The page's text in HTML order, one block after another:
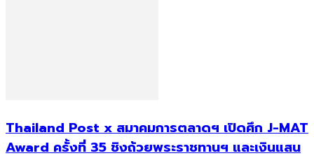
Thailand Post x สมาคมการตลาดฯ เปิดศึก J-MAT
Award ครั้งที่ 35 ชิงถ้วยพระราชทานฯ และเงินแสน